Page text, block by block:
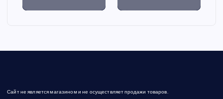
Сайт не является магазином и не осуществляет продажи товаров.